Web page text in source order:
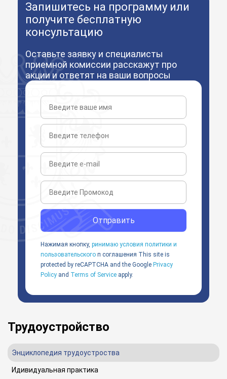
Запишитесь на программу или
получите бесплатную
консультацию
Оставьте заявку и специалисты
приемной комиссии расскажут про
акции и ответят на ваши вопросы
Отправить
Нажимая кнопку, ринимаю условия политики и
пользовательского п соглашения This site is
protected by reCAPTCHA and the Google Privacy
Policy and Terms of Service apply.
Трудоустройство
Энциклопедия трудоустроства
Идивидуальная практика